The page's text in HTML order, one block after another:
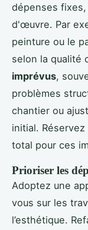
dépenses
d'œuvre. Par
peinture ou le
selon la qualité
imprévus,
problèmes
chantier ou
initial.
total pour ces
Prioriser les
Adoptez une
vous sur les
l’esthétique.